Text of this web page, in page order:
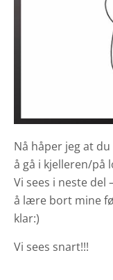
Nå håper jeg at
å gå i kjelleren/på
Vi sees i neste del
å lære bort mine
klar:)
Vi sees snart!!!